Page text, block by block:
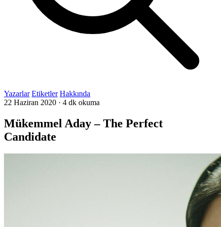
Yazarlar Etiketler Hakkında
22 Haziran 2020 · 4 dk okuma
Mükemmel Aday – The Perfect
Candidate